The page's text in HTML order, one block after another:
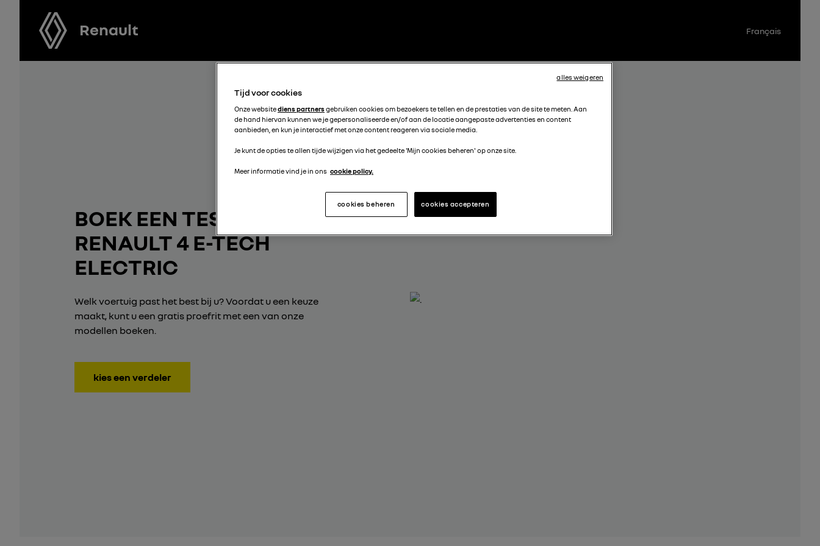
Renault Français
BOEK EEN TESTRIT MET
RENAULT 4 E-TECH
ELECTRIC
Welk voertuig past het best bij u? Voordat u een keuze
maakt, kunt u een gratis proefrit met een van onze
modellen boeken.
kies een verdeler
Tijd voor cookies
Onze websitediens partnersgebruiken cookies om bezoekers te tellen en de prestaties van de site te meten. Aan
de hand hiervan kunnen we je gepersonaliseerde en/of aan de locatie aangepaste advertenties en content
aanbieden, en kun je interactief met onze content reageren via sociale media.
Je kunt de opties te allen tijde wijzigen via het gedeelte 'Mijn cookies beheren' op onze site.
Meer informatie vind je in ons cookie policy.
cookies accepteren
cookies beheren
alles weigeren